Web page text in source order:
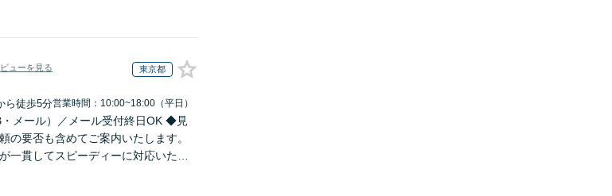
ューを見る 東京都
ら徒歩5分営業時間：10:00~18:00（平日）
メール）／メール受付終日OK ◆見
の要否も含めてご案内いたします。
一貫してスピーディーに対応いたし